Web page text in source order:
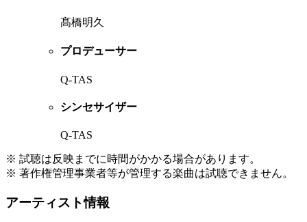
髙橋明久
プロデューサー
Q-TAS
シンセサイザー
Q-TAS
※ 試聴は反映までに時間がかかる場合があります。
※ 著作権管理事業者等が管理する楽曲は試聴できません。
アーティスト情報